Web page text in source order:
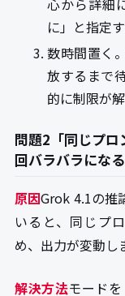
心から詳細
に」と指定
数時間置く
放するまで
的に制限が
問題2「同じプロ
回バラバラになる
原因Grok 4.1の推
いると、同じプ
め、出力が変動し
解決方法モード